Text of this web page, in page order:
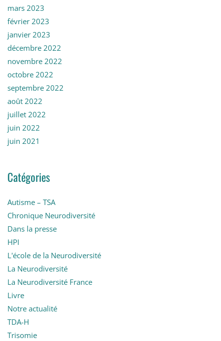
mars 2023
février 2023
janvier 2023
décembre 2022
novembre 2022
octobre 2022
septembre 2022
août 2022
juillet 2022
juin 2022
juin 2021
Catégories
Autisme – TSA
Chronique Neurodiversité
Dans la presse
HPI
L'école de la Neurodiversité
La Neurodiversité
La Neurodiversité France
Livre
Notre actualité
TDA-H
Trisomie